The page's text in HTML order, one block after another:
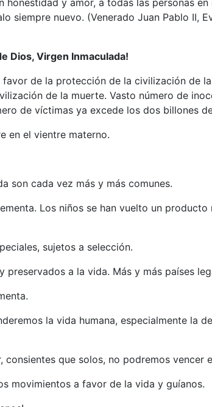
honestidad y amor, a todas las personas
siempre nuevo. (Venerado Juan Pablo II,
Dios, Virgen Inmaculada!
favor de la protección de la civilización de
de la muerte. Vasto número de
de víctimas ya excede los dos billones
en el vientre materno.
son cada vez más y más comunes.
Los niños se han vuelto un
sujetos a selección.
a la vida. Más y más países
la vida humana, especialmente la
que solos, no podremos vencer
movimientos a favor de la vida y guíanos.